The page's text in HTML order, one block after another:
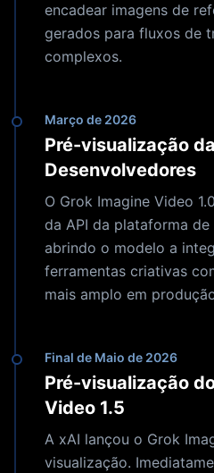
encadear imagens de
gerados para fluxos de
complexos.
Março de 2026
Pré-visualização
Desenvolvedores
O Grok Imagine Video
da API da plataforma
abrindo o modelo a
ferramentas criativas
mais amplo em
Final de Maio de 2026
Pré-visualização
Video 1.5
A xAI lançou o Grok
visualização.